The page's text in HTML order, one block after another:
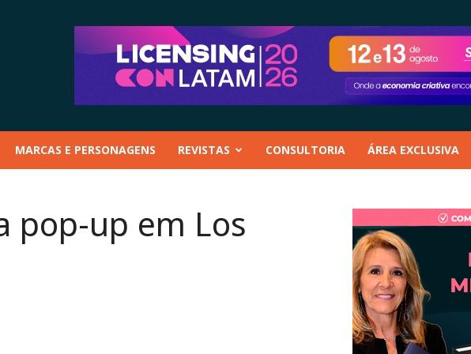
MARCAS E PERSONAGENS REVISTAS CONSULTORIA ÁREA EXCLUSIVA
pop-up em Los